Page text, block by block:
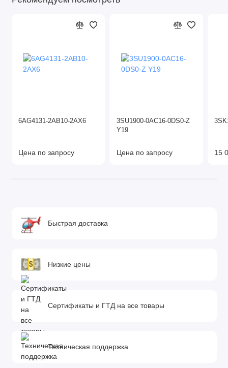
6AG4131-2AB10-2AX6
Цена по запросу
3SU1900-0AC16-0DS0-Z
Y19
Цена по запросу 15
Быстрая доставка
Низкие цены
Сертификаты и ГТД на все товары
Техническая поддержка